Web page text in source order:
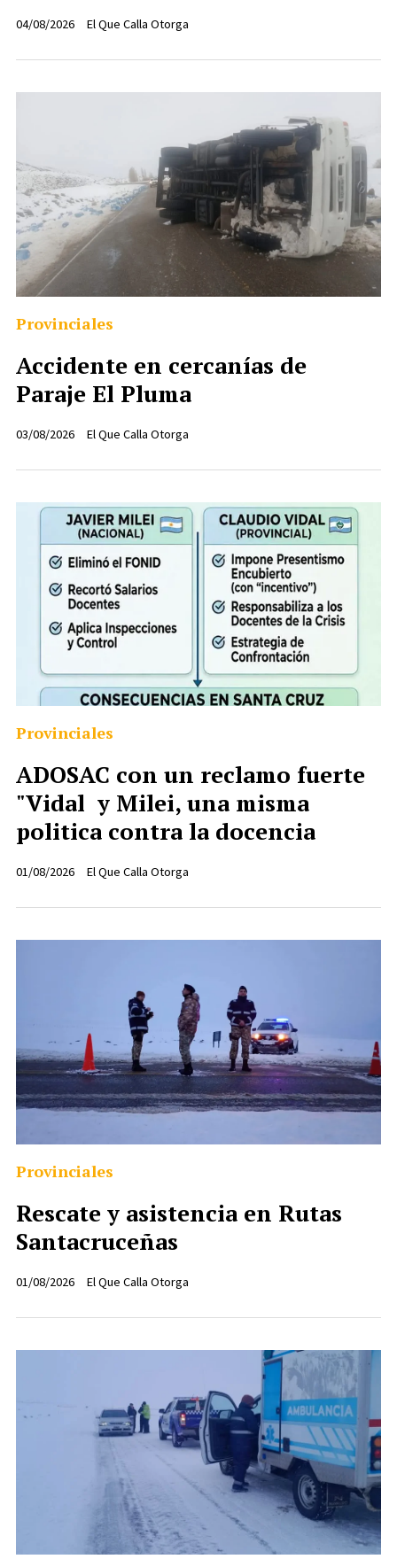
El Que Calla Otorga
04/08/2026
Accidente en cercanías de
Paraje El Pluma
El Que Calla Otorga
Provinciales
03/08/2026
ADOSAC con un reclamo fuerte
"Vidal y Milei, una misma
politica contra la docencia
El Que Calla Otorga
Provinciales
01/08/2026
Rescate y asistencia en Rutas
Santacruceñas
El Que Calla Otorga
Provinciales
01/08/2026